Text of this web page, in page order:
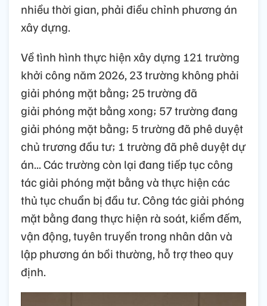
nhiều thời gian, phải điều chỉnh phương án
xây dựng.
Về tình hình thực hiện xây dựng 121 trường
khởi công năm 2026, 23 trường không phải
giải phóng mặt bằng; 25 trường đã
giải phóng mặt bằng xong; 57 trường đang
giải phóng mặt bằng; 5 trường đã phê duyệt
chủ trương đầu tư; 1 trường đã phê duyệt dự
án... Các trường còn lại đang tiếp tục công
tác giải phóng mặt bằng và thực hiện các
thủ tục chuẩn bị đầu tư. Công tác giải phóng
mặt bằng đang thực hiện rà soát, kiểm đếm,
vận động, tuyên truyền trong nhân dân và
lập phương án bồi thường, hỗ trợ theo quy
định.